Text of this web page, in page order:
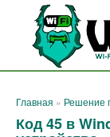
Перейти
контенту
Главная » Решение
Код 45 в